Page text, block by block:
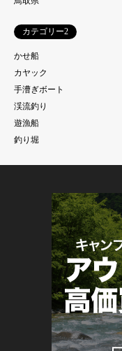
カテゴリー2
かせ船
カヤック
手漕ぎボート
渓流釣り
遊漁船
釣り堀